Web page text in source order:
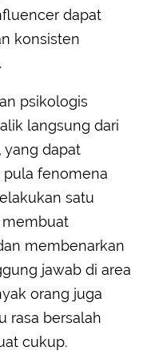
dapat
konsisten
psikologis
langsung dari
yang dapat
pula fenomena
satu
membenarkan
jawab di area
orang juga
rasa bersalah
cukup.